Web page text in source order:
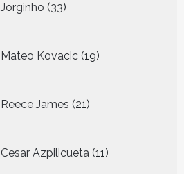
Jorginho 33
producten
Mateo Kovacic 19
producten
Reece James 21
producten
Cesar Azpilicueta 11
producten